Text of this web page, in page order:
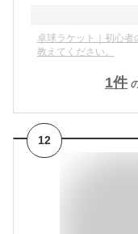
卓球ラケット｜初心
教えてください。
1件
12